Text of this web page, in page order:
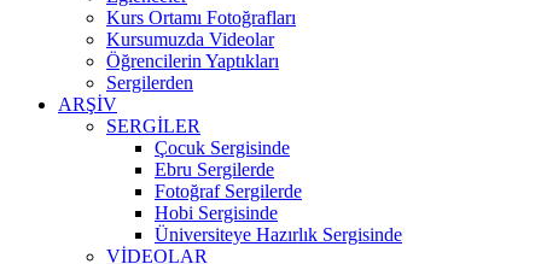
Kurs Ortamı Fotoğrafları
Kursumuzda Videolar
Öğrencilerin Yaptıkları
Sergilerden
ARŞİV
SERGİLER
Çocuk Sergisinde
Ebru Sergilerde
Fotoğraf Sergilerde
Hobi Sergisinde
Üniversiteye Hazırlık Sergisinde
VİDEOLAR